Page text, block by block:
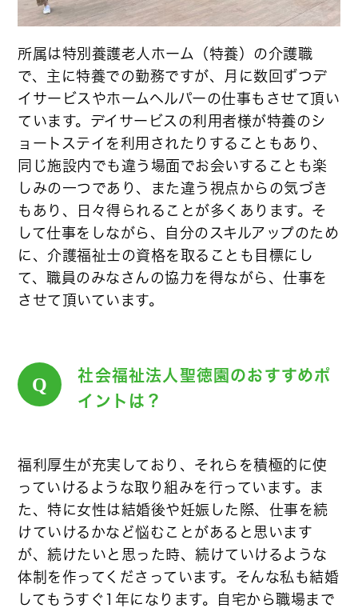
所属は特別養護老人ホーム（特養）の介護職
で、主に特養での勤務ですが、月に数回ずつデ
イサービスやホームヘルパーの仕事もさせて頂い
ています。デイサービスの利用者様が特養のシ
ョートステイを利用されたりすることもあり、
同じ施設内でも違う場面でお会いすることも楽
しみの一つであり、また違う視点からの気づき
もあり、日々得られることが多くあります。そ
して仕事をしながら、自分のスキルアップのため
に、介護福祉士の資格を取ることも目標にし
て、職員のみなさんの協力を得ながら、仕事を
させて頂いています。
Q
社会福祉法人聖徳園のおすすめポ
イントは？
福利厚生が充実しており、それらを積極的に使
っていけるような取り組みを行っています。ま
た、特に女性は結婚後や妊娠した際、仕事を続
けていけるかなど悩むことがあると思います
が、続けたいと思った時、続けていけるような
体制を作ってくださっています。そんな私も結婚
してもうすぐ1年になります。自宅から職場まで